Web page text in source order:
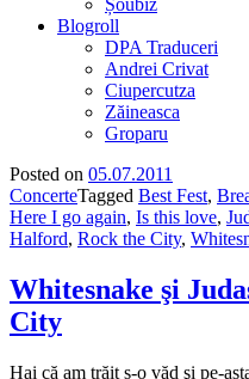
Șoubiz
Blogroll
DPA Traduceri
Andrei Crivat
Ciupercutza
Zăineasca
Groparu
Posted on 05.07.2011
ConcerteTagged Best Fest,
Here I go again, Is this love,
Halford, Rock the City,
Whitesnake şi
City
Hai că am trăit s-o văd şi pe-